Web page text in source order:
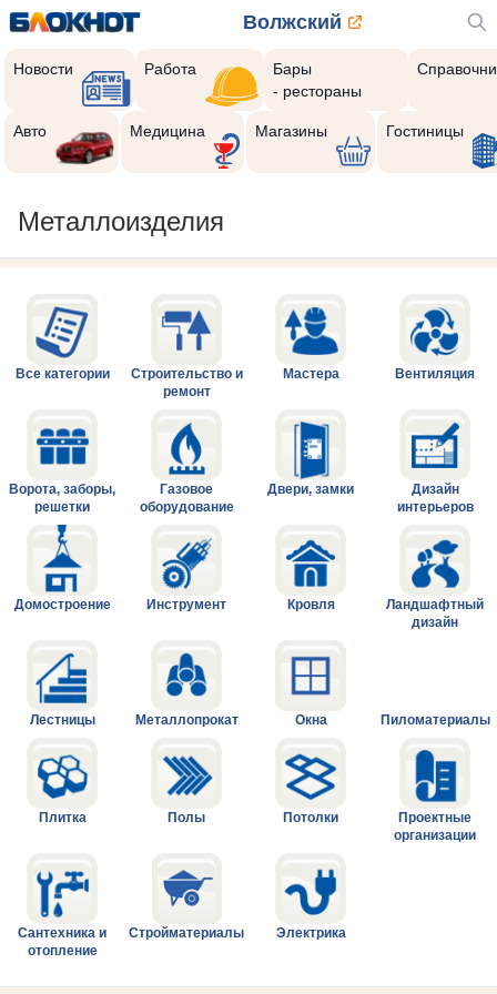
Волжский
Новости Работа
Бары
- рестораны
Авто Медицина Магазины Гостиницы
Металлоизделия
Все категории
Строительство и
ремонт
Мастера Вентиляция
Ворота, заборы,
решетки
Газовое
оборудование
Двери, замки
Дизайн
интерьеров
Домостроение Инструмент Кровля
Ландшафтный
дизайн
Лестницы Металлопрокат Окна Пиломатериалы
Плитка Полы Потолки
Проектные
организации
Сантехника и
отопление
Стройматериалы Электрика